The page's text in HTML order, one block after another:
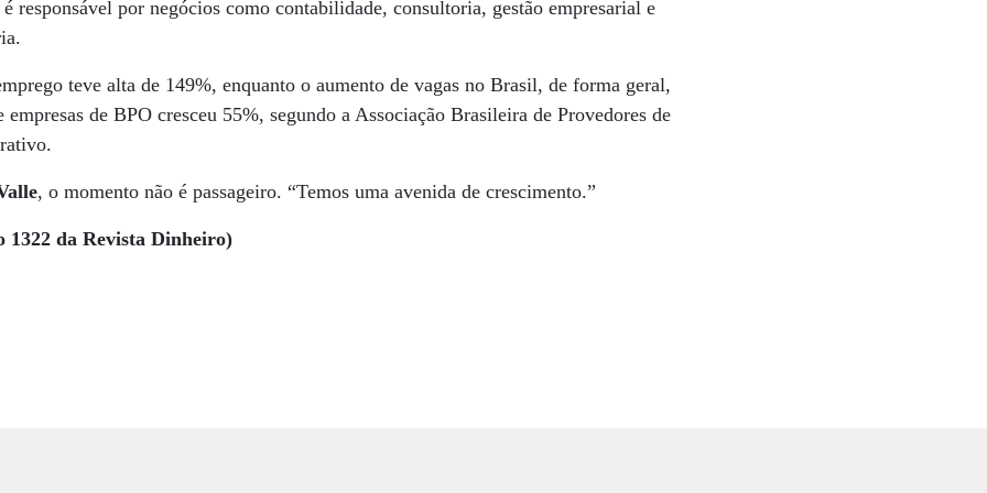
responsável por negócios como contabilidade, consultoria, gestão empresarial e
teve alta de 149%, enquanto o aumento de vagas no Brasil, de forma geral,
de BPO cresceu 55%, segundo a Associação Brasileira de Provedores de
, o momento não é passageiro. “Temos uma avenida de crescimento.”
1322 da Revista Dinheiro)